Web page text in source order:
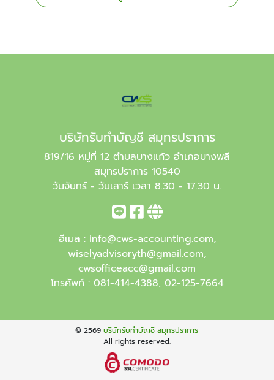
บริษัทรับทำบัญชี สมุทรปราการ
819/16 หมู่ที่ 12 ตำบลบางแก้ว อำเภอบางพลี
สมุทรปราการ 10540
วันจันทร์ - วันเสาร์ เวลา 8.30 - 17.30 น.
อีเมล : info@cws-accounting.com,
wiselyadvisoryth@gmail.com,
cwsofficeacc@gmail.com
โทรศัพท์ : 081-414-4388, 02-125-7664
© 2569บริษัทรับทำบัญชี สมุทรปราการ
All rights reserved.